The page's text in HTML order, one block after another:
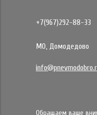
+7(967)292-88-33
МО, Домодедово
Обращаем ваше